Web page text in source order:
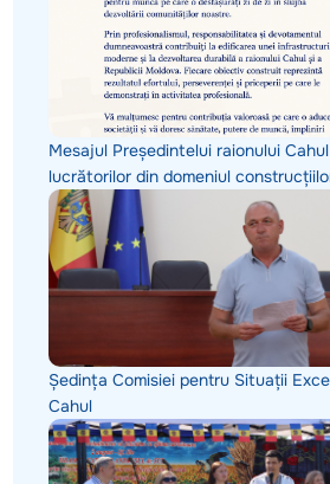
Mesajul Președintelui raionului
lucrătorilor din domeniul
Ședința Comisiei pentru Situații
Cahul